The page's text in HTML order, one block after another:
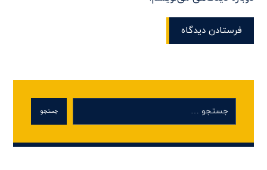
فرستادن دیدگاه
جستجو